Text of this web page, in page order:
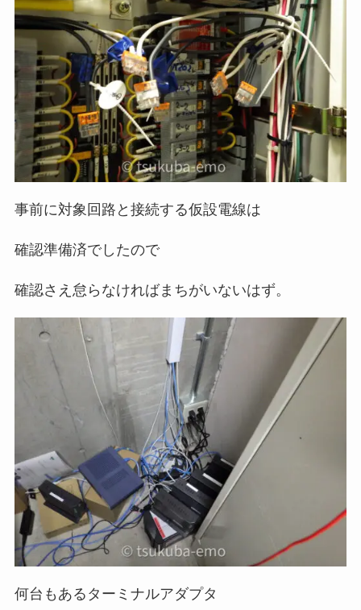
事前に対象回路と接続する仮設電線は
確認準備済でしたので
確認さえ怠らなければまちがいないはず。
何台もあるターミナルアダプタ